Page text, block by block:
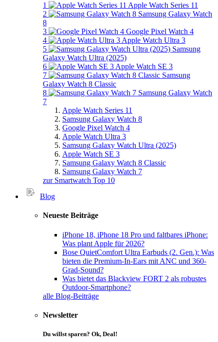
1
Apple Watch Series 11
2
Samsung Galaxy Watch
8
3
Google Pixel Watch 4
4
Apple Watch Ultra 3
5
Samsung
Galaxy Watch Ultra (2025)
6
Apple Watch SE 3
7
Samsung
Galaxy Watch 8 Classic
8
Samsung Galaxy Watch
7
Apple Watch Series 11
Samsung Galaxy Watch 8
Google Pixel Watch 4
Apple Watch Ultra 3
Samsung Galaxy Watch Ultra (2025)
Apple Watch SE 3
Samsung Galaxy Watch 8 Classic
Samsung Galaxy Watch 7
zur Smartwatch Top 10
Blog
Neueste Beiträge
iPhone 18, iPhone 18 Pro und faltbares iPhone:
Was plant Apple für 2026?
Bose QuietComfort Ultra Earbuds (2. Gen.): Was
bieten die Premium-In-Ears mit ANC und 360-
Grad-Sound?
Was bietet das Blackview FORT 2 als robustes
Outdoor-Smartphone?
alle Blog-Beiträge
Newsletter
Du willst sparen? Ok, Deal!